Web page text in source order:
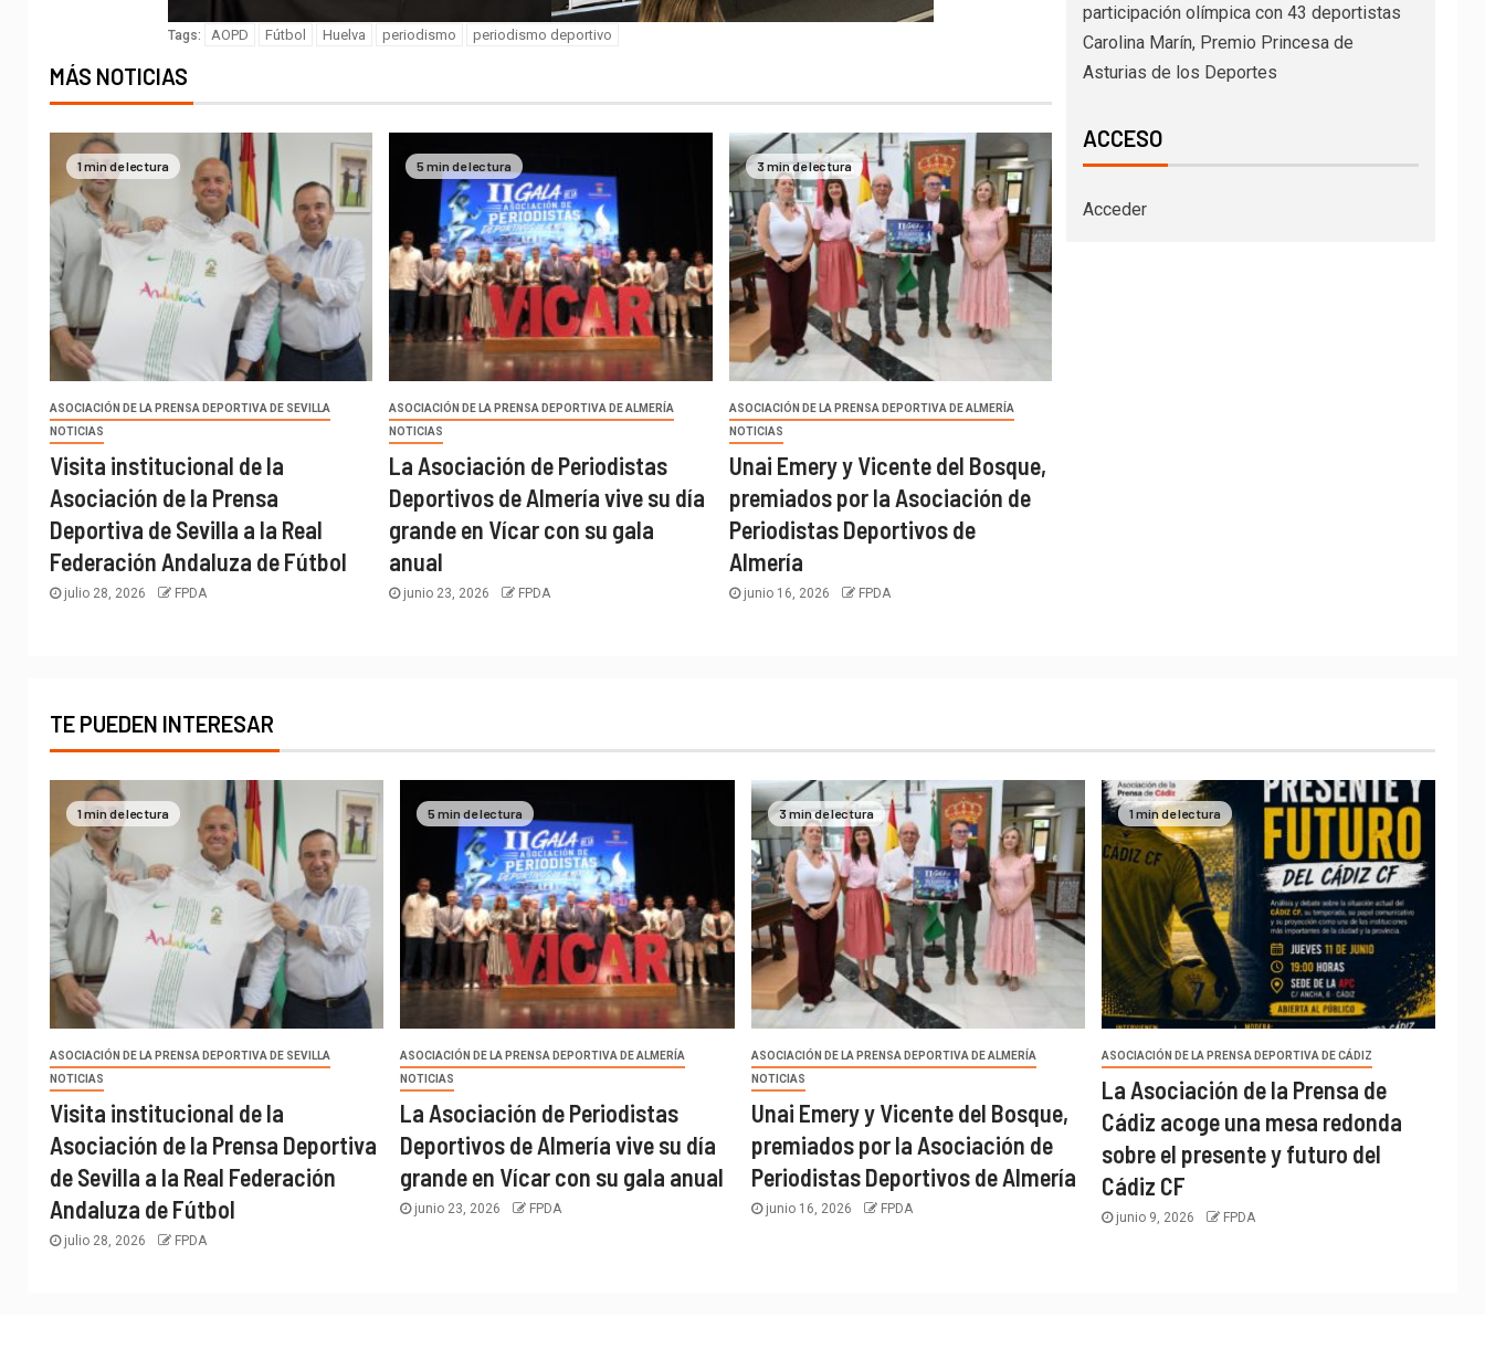
Tags: AOPD Fútbol Huelva periodismo periodismo deportivo
MÁS NOTICIAS
1 min de lectura
ASOCIACIÓN DE LA PRENSA DEPORTIVA DE SEVILLA
NOTICIAS
Visita institucional de la
Asociación de la Prensa
Deportiva de Sevilla a la Real
Federación Andaluza de Fútbol
julio 28, 2026 FPDA
5 min de lectura
ASOCIACIÓN DE LA PRENSA DEPORTIVA DE ALMERÍA
NOTICIAS
La Asociación de Periodistas
Deportivos de Almería vive su día
grande en Vícar con su gala
anual
junio 23, 2026 FPDA
3 min de lectura
ASOCIACIÓN DE LA PRENSA DEPORTIVA DE ALMERÍA
NOTICIAS
Unai Emery y Vicente del Bosque,
premiados por la Asociación de
Periodistas Deportivos de
Almería
junio 16, 2026 FPDA
participación olímpica con 43 deportistas
Carolina Marín, Premio Princesa de
Asturias de los Deportes
ACCESO
Acceder
TE PUEDEN INTERESAR
1 min de lectura
ASOCIACIÓN DE LA PRENSA DEPORTIVA DE SEVILLA
NOTICIAS
Visita institucional de la
Asociación de la Prensa Deportiva
de Sevilla a la Real Federación
Andaluza de Fútbol
julio 28, 2026 FPDA
5 min de lectura
ASOCIACIÓN DE LA PRENSA DEPORTIVA DE ALMERÍA
NOTICIAS
La Asociación de Periodistas
Deportivos de Almería vive su día
grande en Vícar con su gala anual
junio 23, 2026 FPDA
3 min de lectura
ASOCIACIÓN DE LA PRENSA DEPORTIVA DE ALMERÍA
NOTICIAS
Unai Emery y Vicente del Bosque,
premiados por la Asociación de
Periodistas Deportivos de Almería
junio 16, 2026 FPDA
1 min de lectura
ASOCIACIÓN DE LA PRENSA DEPORTIVA DE CÁDIZ
La Asociación de la Prensa de
Cádiz acoge una mesa redonda
sobre el presente y futuro del
Cádiz CF
junio 9, 2026 FPDA